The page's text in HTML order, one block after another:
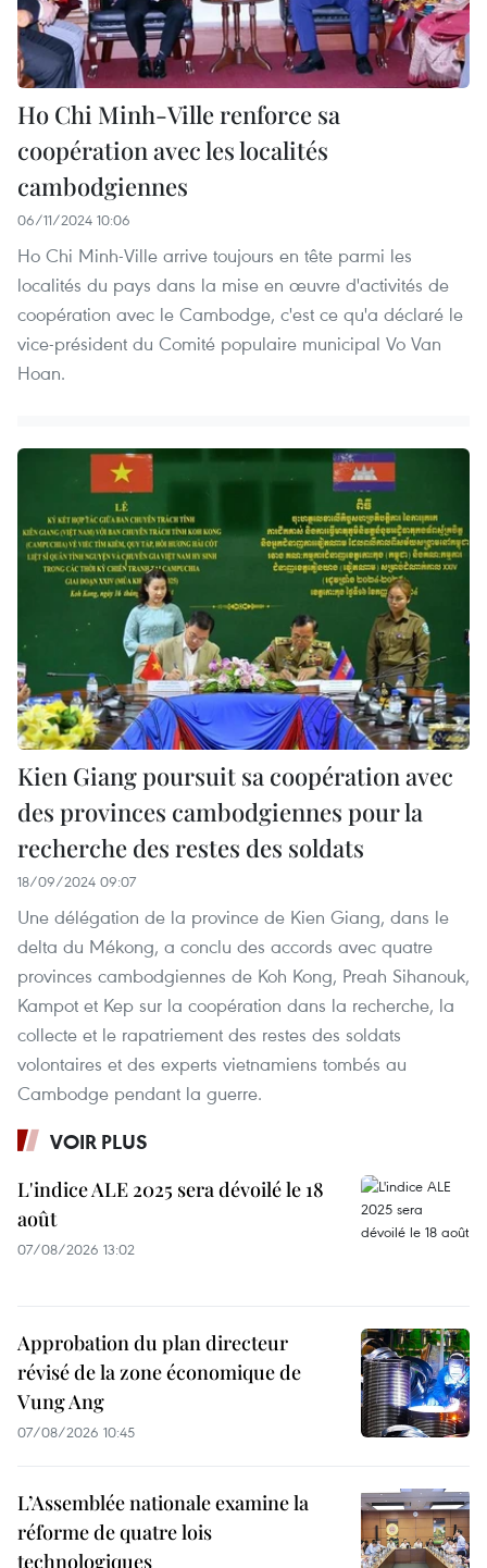
Ho Chi Minh-Ville renforce sa
coopération avec les localités
cambodgiennes
06/11/2024 10:06
Ho Chi Minh-Ville arrive toujours en tête parmi les
localités du pays dans la mise en œuvre d'activités de
coopération avec le Cambodge, c'est ce qu'a déclaré le
vice-président du Comité populaire municipal Vo Van
Hoan.
Kien Giang poursuit sa coopération avec
des provinces cambodgiennes pour la
recherche des restes des soldats
18/09/2024 09:07
Une délégation de la province de Kien Giang, dans le
delta du Mékong, a conclu des accords avec quatre
provinces cambodgiennes de Koh Kong, Preah Sihanouk,
Kampot et Kep sur la coopération dans la recherche, la
collecte et le rapatriement des restes des soldats
volontaires et des experts vietnamiens tombés au
Cambodge pendant la guerre.
VOIR PLUS
L'indice ALE 2025 sera dévoilé le 18
août
07/08/2026 13:02
Approbation du plan directeur
révisé de la zone économique de
Vung Ang
07/08/2026 10:45
L’Assemblée nationale examine la
réforme de quatre lois
technologiques